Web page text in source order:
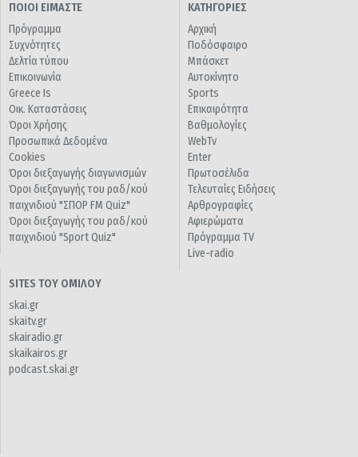
ΠΟΙΟΙ ΕΙΜΑΣΤΕ
Πρόγραμμα
Συχνότητες
Δελτία τύπου
Επικοινωνία
Greece Is
Οικ. Καταστάσεις
Όροι Χρήσης
Προσωπικά Δεδομένα
Cookies
Όροι διεξαγωγής διαγωνισμών
Όροι διεξαγωγής του ραδ/κού
παιχνιδιού "ΣΠΟΡ FM Quiz"
Όροι διεξαγωγής του ραδ/κού
παιχνιδιού "Sport Quiz"
ΚΑΤΗΓΟΡΙΕΣ
Αρχική
Ποδόσφαιρο
Μπάσκετ
Αυτοκίνητο
Sports
Επικαιρότητα
Βαθμολογίες
WebTv
Enter
Πρωτοσέλιδα
Τελευταίες Ειδήσεις
Αρθρογραφίες
Αφιερώματα
Πρόγραμμα TV
Live-radio
SITES ΤΟΥ ΟΜΙΛΟΥ
skai.gr
skaitv.gr
skairadio.gr
skaikairos.gr
podcast.skai.gr